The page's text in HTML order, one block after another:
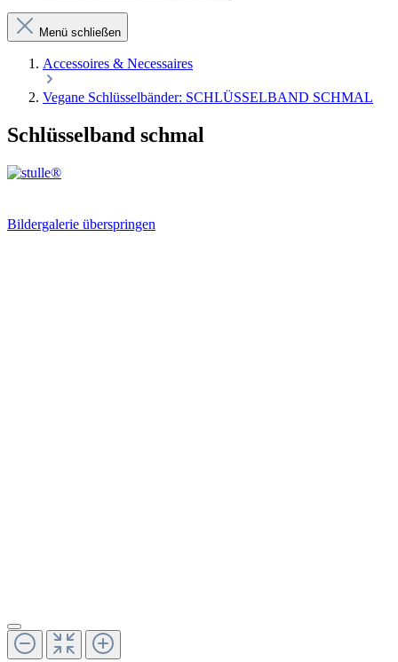
Menü schließen
Accessoires & Necessaires
Vegane Schlüsselbänder: SCHLÜSSELBAND SCHMAL
Schlüsselband schmal
Bildergalerie überspringen